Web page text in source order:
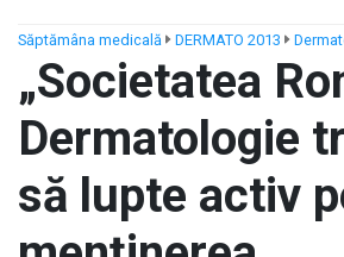
Săptămâna medicală DERMATO 2013
„Societatea
Dermatologie
să lupte activ